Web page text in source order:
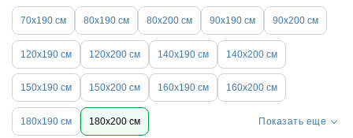
70х190 см 80х190 см 80х200 см 90х190 см 90х200 см
120х190 см 120х200 см 140х190 см 140х200 см
150х190 см 150х200 см 160х190 см 160х200 см
180х190 см 180х200 см Показать еще